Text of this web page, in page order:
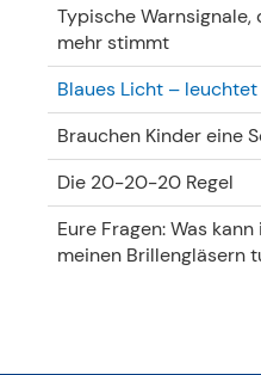
Typische
mehr stimmt
Blaues Licht –
Brauchen Kinder eine
Die 20-20-20 Regel
Eure Fragen: Was
meinen Brillengläsern